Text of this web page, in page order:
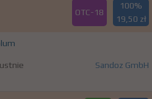
OTC-18
100%
19,50 zł
Sandoz GmbH